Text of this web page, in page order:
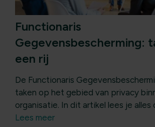
Functionaris
Gegevensbescherming:
een rij
De Functionaris
taken op het gebied van privacy
organisatie. In dit artikel lees je alles
Lees meer